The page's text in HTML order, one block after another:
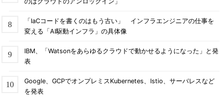
「IaCコードを書くのはもう古い」 インフラエンジニアの仕事を
変える「AI駆動インフラ」の具体像
IBM、「Watsonをあらゆるクラウドで動かせるようになった」と発
表
Google、GCPでオンプレミスKubernetes、Istio、サーバレスなど
を発表